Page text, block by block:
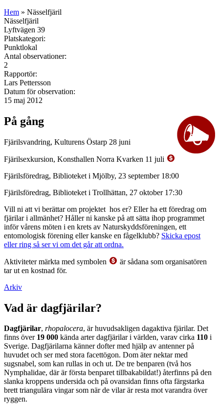
Hem » Nässelfjäril
Nässelfjäril
Lyftvägen 39
Platskategori:
Punktlokal
Antal observationer:
2
Rapportör:
Lars Pettersson
Datum för observation:
15 maj 2012
På gång
Fjärilsvandring, Kulturens Östarp 28 juni
Fjärilsexkursion, Konsthallen Norra Kvarken 11 juli
Fjärilsföredrag, Biblioteket i Mjölby, 23 september 18:00
Fjärilsföredrag, Biblioteket i Trollhättan, 27 oktober 17:30
Vill ni att vi berättar om projektet hos er? Eller ha ett föredrag om
fjärilar i allmänhet? Håller ni kanske på att sätta ihop programmet
inför vårens möten i en krets av Naturskyddsföreningen, ett
entomologisk förening eller kanske en fågelklubb? Skicka epost
eller ring så ser vi om det går att ordna.
Aktiviteter märkta med symbolen
är sådana som organisatören
tar ut en kostnad för.
Arkiv
Vad är dagfjärilar?
Dagfjärilar, rhopalocera, är huvudsakligen dagaktiva fjärilar. Det
finns över 19 000 kända arter dagfjärilar i världen, varav cirka 110 i
Sverige. Dagfjärilarna känner dofter med hjälp av antenner på
huvudet och ser med stora facettögon. Dom äter nektar med
sugsnabel, som kan rullas in och ut. De tre benparen (två hos
Nymphalidae, där är första benparet tillbakabildat!) återfinns på den
slanka kroppens undersida och på ovansidan finns ofta färgstarka
brett triangulära vingar som när de vilar är resta mot varandra över
ryggen.